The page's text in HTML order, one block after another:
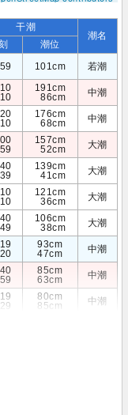
干潮
潮名
潮位
101cm 若潮
191cm
86cm
中潮
176cm
68cm
中潮
157cm
52cm
大潮
139cm
41cm
大潮
121cm
36cm
大潮
106cm
38cm
大潮
93cm
47cm
中潮
85cm
63cm
中潮
80cm
85cm
中潮